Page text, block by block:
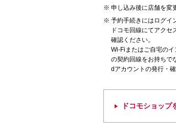
申し込み後に店舗を変
予約手続きにはログイ
ドコモ回線にてアク
確認ください。
Wi-Fiまたはご自宅の
の契約回線をお持ちで
dアカウントの発行・確
ドコモショップ